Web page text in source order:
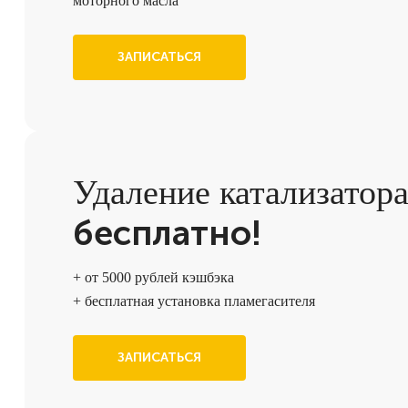
ЗАПИСАТЬСЯ
Удаление катализатора
бесплатно!
+ от 5000 рублей кэшбэка
+ бесплатная установка пламегасителя
ЗАПИСАТЬСЯ